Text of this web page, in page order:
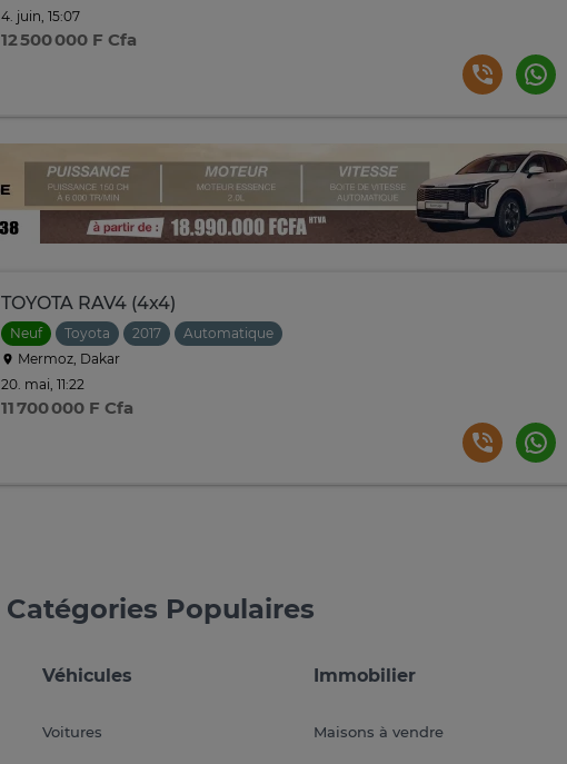
4. juin, 15:07
12 500 000 F Cfa
TOYOTA RAV4 (4x4)
Neuf Toyota 2017
Automatique
Mermoz, Dakar
20. mai, 11:22
11 700 000 F Cfa
Catégories Populaires
Véhicules
Voitures
Immobilier
Maisons à vendre